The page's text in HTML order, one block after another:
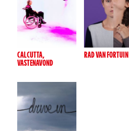
CALCUTTA,
VASTENAVOND
RAD VAN FORTUIN